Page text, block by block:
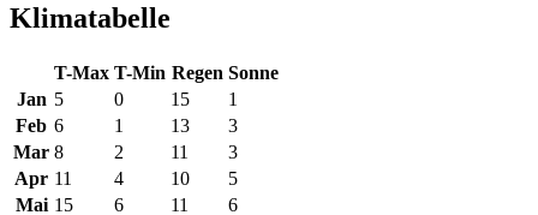
Klimatabelle
T-Max T-Min Regen Sonne
Jan 5 0 15
1
Feb 6 1 13
3
Mar 8 2 11
3
Apr 11 4 10
5
Mai 15 6 11 6